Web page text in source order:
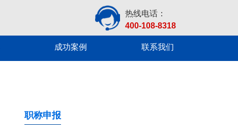
热线电话：
400-108-8318
成功案例 联系我们
职称申报